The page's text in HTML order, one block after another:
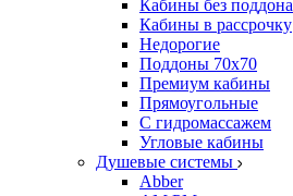
Кабины без поддона
Кабины в рассрочку
Недорогие
Поддоны 70x70
Премиум кабины
Прямоугольные
С гидромассажем
Угловые кабины
Душевые системы
Abber